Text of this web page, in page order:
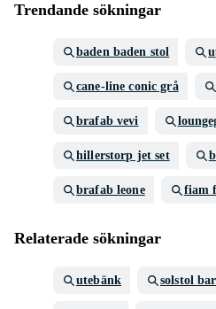
Trendande sökningar
baden baden stol
cane-line conic grå
brafab vevi
hillerstorp jet set
brafab leone fiam
Relaterade sökningar
utebänk solstol